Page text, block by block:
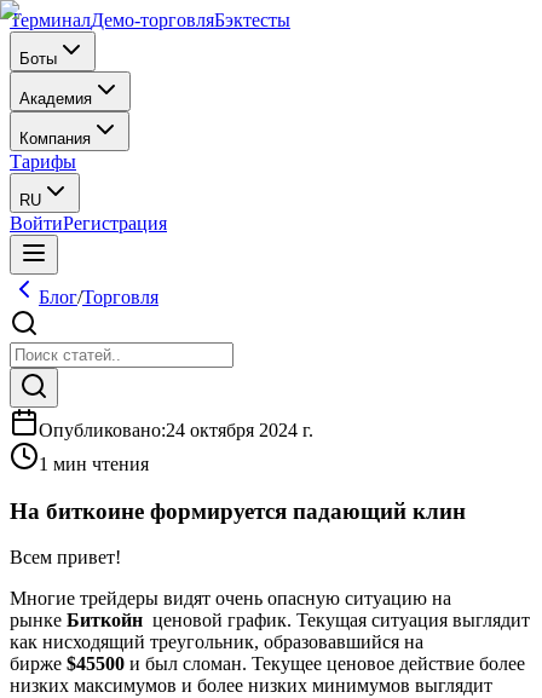
ТерминалДемо-торговляБэктесты
Боты
Академия
Компания
Тарифы
RU
ВойтиРегистрация
Блог/Торговля
Опубликовано:24 октября 2024 г.
1 мин чтения
На биткоине формируется падающий клин
Всем привет!
Многие трейдеры видят очень опасную ситуацию на
рынке Биткойн ценовой график. Текущая ситуация выглядит
как нисходящий треугольник, образовавшийся на
бирже $45500 и был сломан. Текущее ценовое действие более
низких максимумов и более низких минимумов выглядит